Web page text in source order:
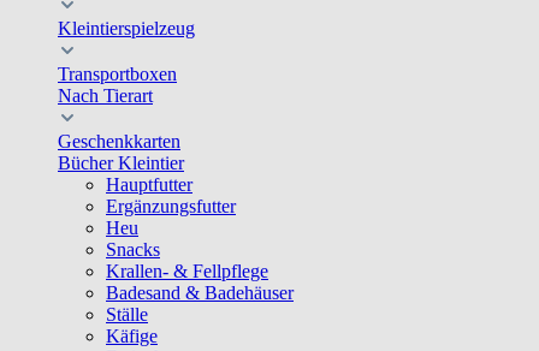
Kleintierspielzeug
Transportboxen
Nach Tierart
Geschenkkarten
Bücher Kleintier
Hauptfutter
Ergänzungsfutter
Heu
Snacks
Krallen- & Fellpflege
Badesand & Badehäuser
Ställe
Käfige